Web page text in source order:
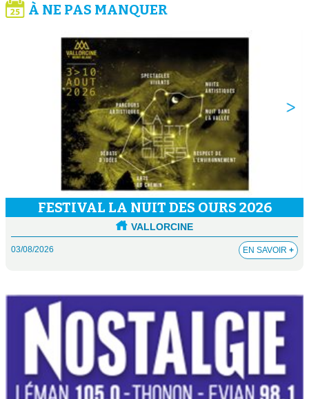
À NE PAS MANQUER
FESTIVAL LA NUIT DES OURS 2026
VALLORCINE
03/08/2026 EN SAVOIR +